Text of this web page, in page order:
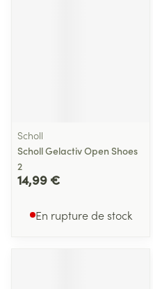
Scholl
Scholl Gelactiv Open Shoes
2
14,99 €
En rupture de stock